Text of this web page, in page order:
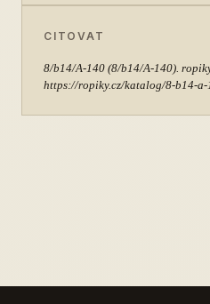
CITOVAT
8/b14/A-140 (8/b14/A-140).
https://ropiky.cz/katalog/8-b14-a-